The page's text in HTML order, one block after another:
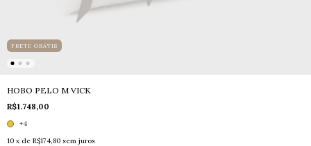
FRETE GRÁTIS
HOBO PELO M VICK
R$1.748,00
+4
10 x de R$174,80 sem juros